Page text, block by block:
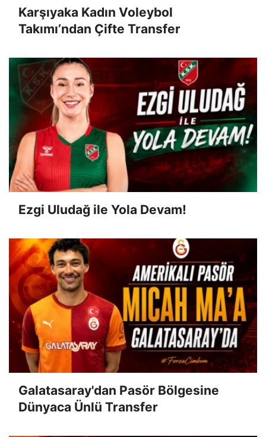
Karşıyaka Kadın Voleybol
Takımı’ndan Çifte Transfer
Ezgi Uludağ ile Yola Devam!
Galatasaray'dan Pasör Bölgesine
Dünyaca Ünlü Transfer